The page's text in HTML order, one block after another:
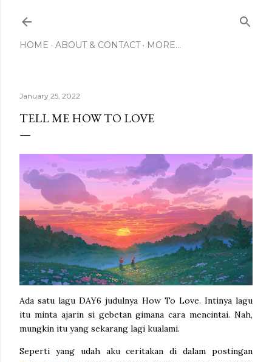
HOME ABOUT & CONTACT MORE…
January 25, 2022
TELL ME HOW TO LOVE
Ada satu lagu DAY6 judulnya How To Love. Intinya lagu
itu minta ajarin si gebetan gimana cara mencintai. Nah,
mungkin itu yang sekarang lagi kualami.
Seperti yang udah aku ceritakan di dalam postingan